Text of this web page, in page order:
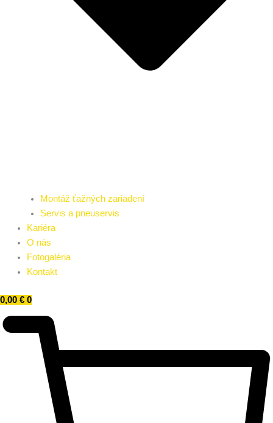
Montáž ťažných zariadení
Servis a pneuservis
Kariéra
O nás
Fotogaléria
Kontakt
0,00 € 0